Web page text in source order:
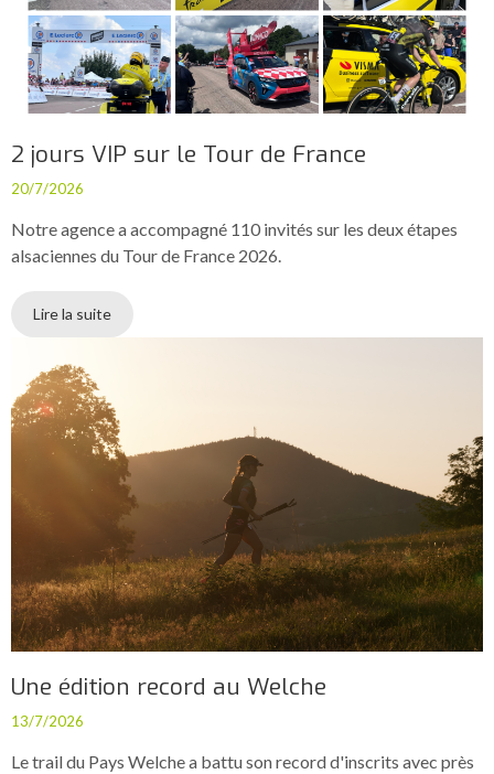
2 jours VIP sur le Tour de France
20/7/2026
Notre agence a accompagné 110 invités sur les deux étapes
alsaciennes du Tour de France 2026.
Lire la suite
Une édition record au Welche
13/7/2026
Le trail du Pays Welche a battu son record d'inscrits avec près